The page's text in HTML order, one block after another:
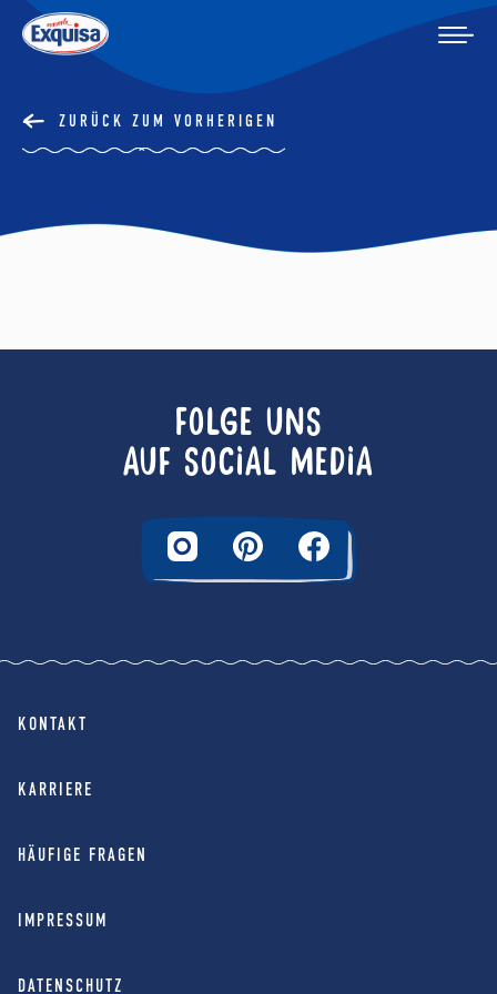
ZURÜCK ZUM VORHERIGEN
FOLGE UNS
AUF SOCIAL MEDIA
KONTAKT
KARRIERE
HÄUFIGE FRAGEN
IMPRESSUM
DATENSCHUTZ